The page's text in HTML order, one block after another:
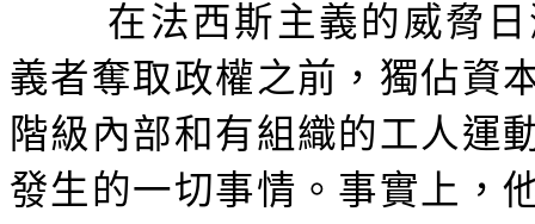
在法西斯主義的威脅
義者奪取政權之前，獨佔資
階級內部和有組織的工人運
發生的一切事情。事實上，